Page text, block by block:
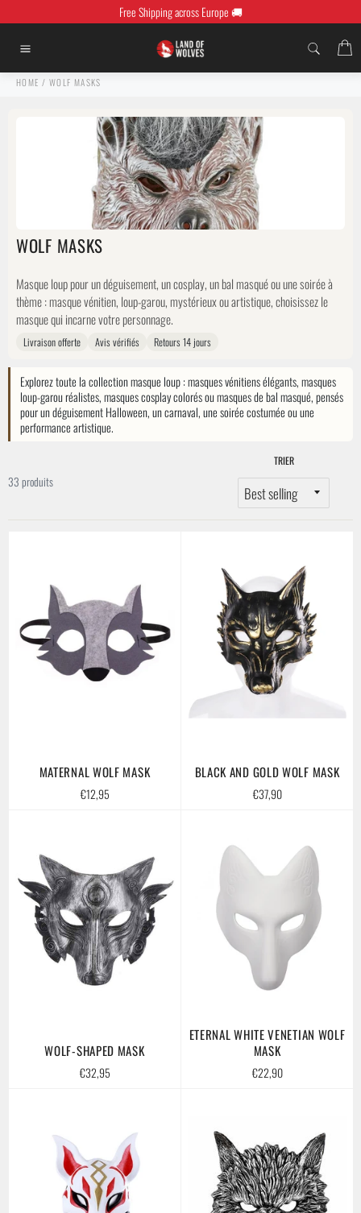
to
content
Free Shipping across Europe 🚚
navigation
HOME / WOLF MASKS
WOLF MASKS
Masque loup pour un déguisement, un cosplay, un bal masqué ou une soirée à
thème : masque vénitien, loup-garou, mystérieux ou artistique, choisissez le
masque qui incarne votre personnage.
Livraison offerte Avis vérifiés Retours 14 jours
Explorez toute la collection masque loup : masques vénitiens élégants, masques
loup-garou réalistes, masques cosplay colorés ou masques de bal masqué, pensés
pour un déguisement Halloween, un carnaval, une soirée costumée ou une
performance artistique.
33 produits
TRIER
MATERNAL WOLF MASK
Regular
€12,95
BLACK AND GOLD WOLF MASK
Regular
€37,90
WOLF-SHAPED MASK
Regular
€32,95
ETERNAL WHITE VENETIAN WOLF
MASK
Regular
€22,90